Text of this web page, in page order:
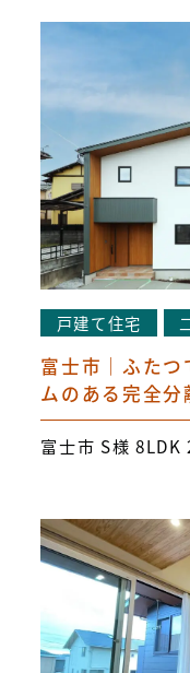
戸建て住宅
富士市｜ふた
ムのある完全
富士市 S様 8LDK